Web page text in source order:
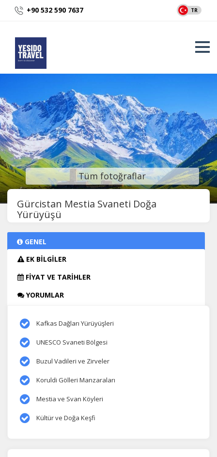
+90 532 590 7637 TR
Tüm fotoğraflar
Gürcistan Mestia Svaneti Doğa
Yürüyüşü
GENEL
EK BİLGİLER
FİYAT VE TARİHLER
YORUMLAR
Kafkas Dağları Yürüyüşleri
UNESCO Svaneti Bölgesi
Buzul Vadileri ve Zirveler
Koruldi Gölleri Manzaraları
Mestia ve Svan Köyleri
Kültür ve Doğa Keşfi